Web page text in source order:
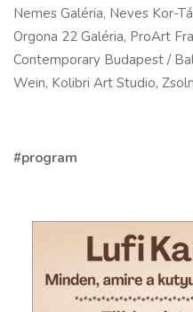
Nemes Galéria, Neves Kor-
Orgona 22 Galéria, ProArt
Contemporary Budapest /
Wein, Kolibri Art Studio,
#program